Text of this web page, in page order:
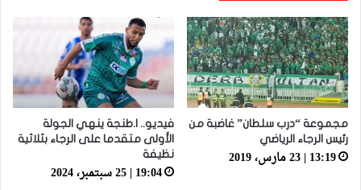
يعاون”
مجموعة “درب سلطان” غاضبة من
رئيس الرجاء الرياضي
13:19 | 23 مارس، 2019
فيديو.. ا.طنجة ينهي الجولة
الأولى متقدما على الرجاء بثلاثية
نظيفة
19:04 | 25 سبتمبر، 2024